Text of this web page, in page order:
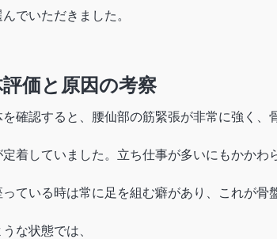
んでいただきました。
価と原因の考察
を確認すると、腰仙部の筋緊張が非常に強く
定着していました。立ち仕事が多いにもかか
っている時は常に足を組む癖があり、これが骨
な状態では、